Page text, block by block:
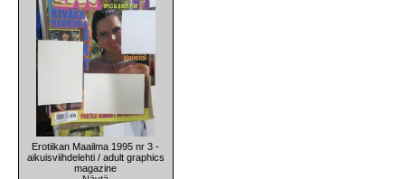
Erotiikan Maailma 1995 nr 3 -
aikuisviihdelehti / adult graphics
magazine